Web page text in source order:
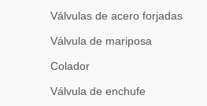
Válvulas de acero forjadas
Válvula de mariposa
Colador
Válvula de enchufe